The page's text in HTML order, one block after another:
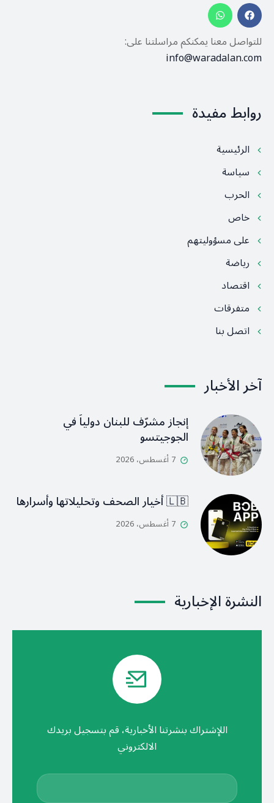
للتواصل معنا يمكنكم مراسلتنا على:
info@waradalan.com
روابط مفيدة
الرئيسية
سياسة
الحرب
خاص
على مسؤوليتهم
رياضة
اقتصاد
متفرقات
اتصل بنا
آخر الأخبار
إنجاز مشرّف للبنان دولياً في
الجوجيتسو
7 أغسطس، 2026
🇱🇧 أخيار الصحف وتحليلاتها وأسرارها
7 أغسطس، 2026
النشرة الإخبارية
اللإشتراك بنشرتنا الأخبارية، قم بتسجيل بريدك
الالكتروني